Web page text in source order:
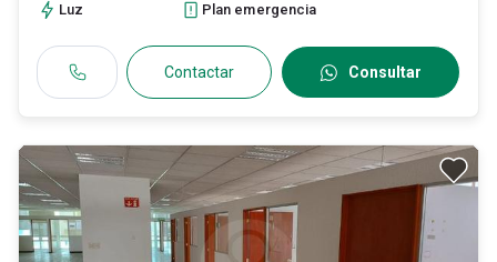
Luz
Plan emergencia
Contactar Consultar